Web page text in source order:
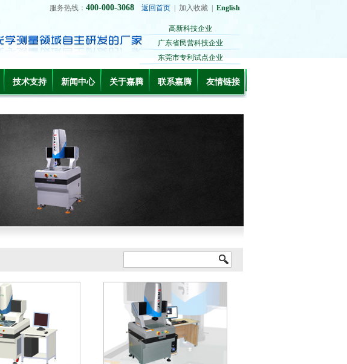
服务热线： 400-000-3068 返回首页 加入收藏 English
高新科技企业
广东省民营科技企业
东莞市专利试点企业
技术支持 新闻中心 关于嘉腾 联系嘉腾 友情链接